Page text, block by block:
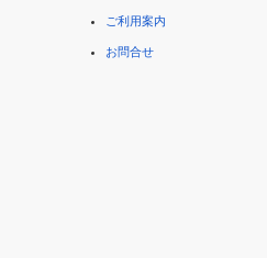
ご利用案内
お問合せ